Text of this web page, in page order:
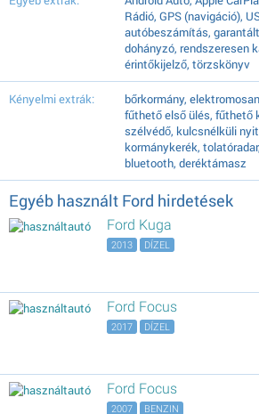
Rádió, GPS (navigáció),
autóbeszámítás,
dohányzó, rendszeresen
érintőkijelző, törzskönyv
Kényelmi extrák:
bőrkormány,
fűthető első ülés, fűthető
szélvédő, kulcsnélküli
kormánykerék,
bluetooth, deréktámasz
Egyéb használt Ford hirdetések
Ford Kuga
2013 DÍZEL
Ford Focus
2017 DÍZEL
Ford Focus
2007 BENZIN